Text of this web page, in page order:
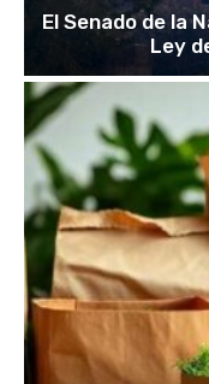
El Senado de la
Ley